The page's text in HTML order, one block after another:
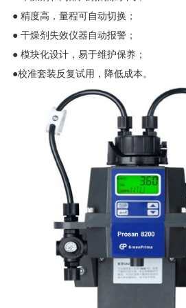
● 精度高，量程可自动切换；
● 干燥剂失效仪器自动报警；
● 模块化设计，易于维护保养；
●校准套装反复试用，降低成本。